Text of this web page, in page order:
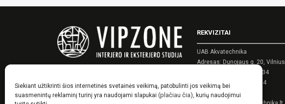
Siekiant užtikrinti šios internetinės svetainės veikimą, patobulinti jos veikimą bei
suasmenintų reklaminį turinį yra naudojami slapukai (plačiau čia), kurių naudojimui
REKVIZITAI
UAB Akvatechnika
Adresas: Dunojaus g. 20, Vilnius
Įmonės kodas: 124389034
PVM kodas: LT243890314
Telefonas:0 5 270 9695